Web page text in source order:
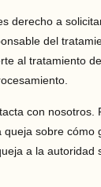
derecho a
del
al tratamiento
con
sobre
a la autoridad